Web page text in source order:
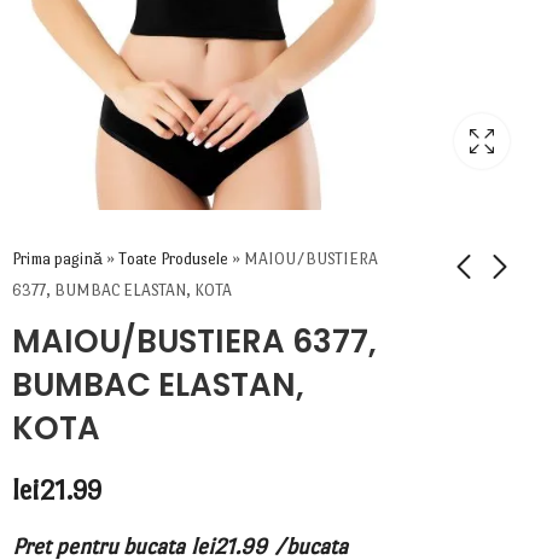
Prima pagină » Toate Produsele » MAIOU/BUSTIERA
6377, BUMBAC ELASTAN, KOTA
MAIOU/BUSTIERA 6377,
BUMBAC ELASTAN,
KOTA
lei21.99
Pret pentru bucata lei21.99 /bucata